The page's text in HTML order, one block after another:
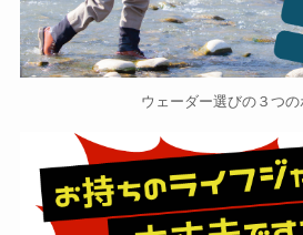
ウェーダー選びの３つの